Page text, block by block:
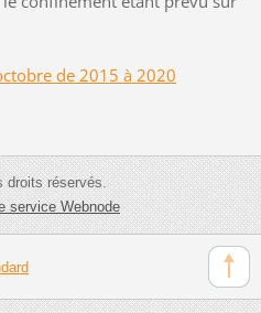
de 2015 à 2020
droits réservés.
service Webnode